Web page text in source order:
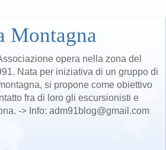
Montagna
opera nella zona del
Nata per iniziativa di un gruppo di
si propone come obiettivo
fra di loro gli escursionisti e
-> Info: adm91blog@gmail.com